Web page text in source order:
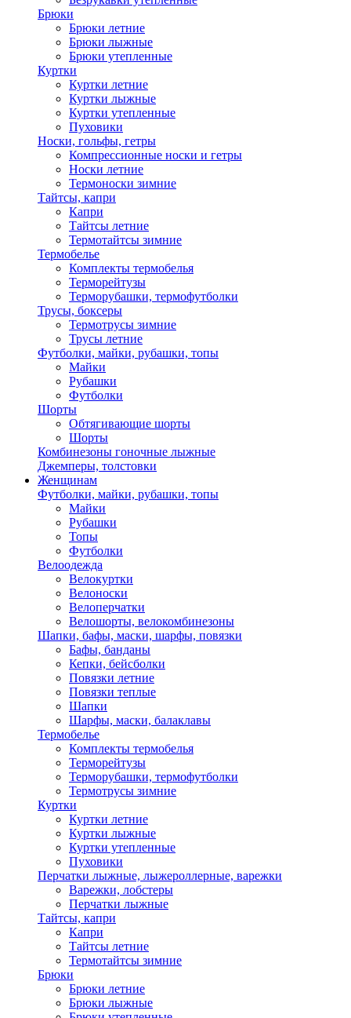
Брюки
Брюки летние
Брюки лыжные
Брюки утепленные
Куртки
Куртки летние
Куртки лыжные
Куртки утепленные
Пуховики
Носки, гольфы, гетры
Компрессионные носки и гетры
Носки летние
Термоноски зимние
Тайтсы, капри
Капри
Тайтсы летние
Термотайтсы зимние
Термобелье
Комплекты термобелья
Терморейтузы
Терморубашки, термофутболки
Трусы, боксеры
Термотрусы зимние
Трусы летние
Футболки, майки, рубашки, топы
Майки
Рубашки
Футболки
Шорты
Обтягивающие шорты
Шорты
Комбинезоны гоночные лыжные
Джемперы, толстовки
Женщинам
Футболки, майки, рубашки, топы
Майки
Рубашки
Топы
Футболки
Велоодежда
Велокуртки
Велоноски
Велоперчатки
Велошорты, велокомбинезоны
Шапки, бафы, маски, шарфы, повязки
Бафы, банданы
Кепки, бейсболки
Повязки летние
Повязки теплые
Шапки
Шарфы, маски, балаклавы
Термобелье
Комплекты термобелья
Терморейтузы
Терморубашки, термофутболки
Термотрусы зимние
Куртки
Куртки летние
Куртки лыжные
Куртки утепленные
Пуховики
Перчатки лыжные, лыжероллерные, варежки
Варежки, лобстеры
Перчатки лыжные
Тайтсы, капри
Капри
Тайтсы летние
Термотайтсы зимние
Брюки
Брюки летние
Брюки лыжные